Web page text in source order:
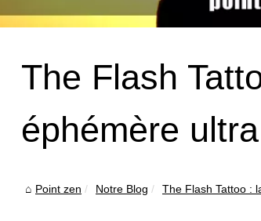
The Flash
éphémère
Point zen Notre Blog The Flash Tattoo :